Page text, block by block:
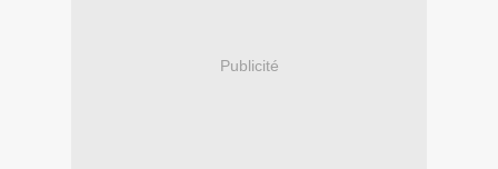
Publicité